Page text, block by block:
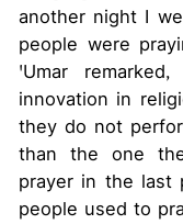
another night I
people were
'Umar
innovation in
they do not
than the one
prayer in the last
people used to